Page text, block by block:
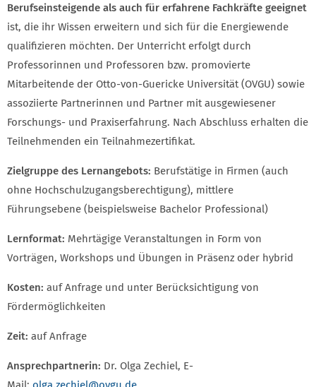
Berufseinsteigende als auch für erfahrene Fachkräfte geeignet
ist, die ihr Wissen erweitern und sich für die Energiewende
qualifizieren möchten. Der Unterricht erfolgt durch
Professorinnen und Professoren bzw. promovierte
Mitarbeitende der Otto-von-Guericke Universität (OVGU) sowie
assoziierte Partnerinnen und Partner mit ausgewiesener
Forschungs- und Praxiserfahrung. Nach Abschluss erhalten die
Teilnehmenden ein Teilnahmezertifikat.
Zielgruppe des Lernangebots: Berufstätige in Firmen (auch
ohne Hochschulzugangsberechtigung), mittlere
Führungsebene (beispielsweise Bachelor Professional)
Lernformat: Mehrtägige Veranstaltungen in Form von
Vorträgen, Workshops und Übungen in Präsenz oder hybrid
Kosten: auf Anfrage und unter Berücksichtigung von
Fördermöglichkeiten
Zeit: auf Anfrage
Ansprechpartnerin: Dr. Olga Zechiel, E-